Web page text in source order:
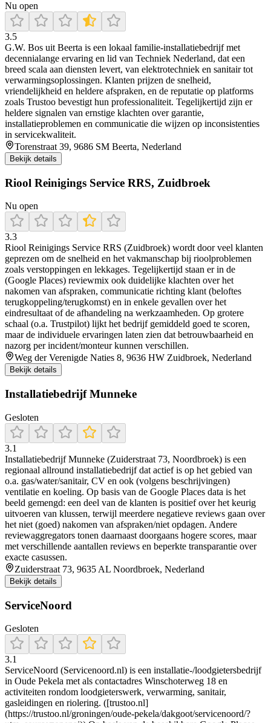
Nu open
3.5
G.W. Bos uit Beerta is een lokaal familie-installatiebedrijf met
decennialange ervaring en lid van Techniek Nederland, dat een
breed scala aan diensten levert, van elektrotechniek en sanitair tot
verwarmingsoplossingen. Klanten prijzen de snelheid,
vriendelijkheid en heldere afspraken, en de reputatie op platforms
zoals Trustoo bevestigt hun professionaliteit. Tegelijkertijd zijn er
heldere signalen van ernstige klachten over garantie,
installatieproblemen en communicatie die wijzen op inconsistenties
in servicekwaliteit.
Torenstraat 39, 9686 SM Beerta, Nederland
Bekijk details
Riool Reinigings Service RRS, Zuidbroek
Nu open
3.3
Riool Reinigings Service RRS (Zuidbroek) wordt door veel klanten
geprezen om de snelheid en het vakmanschap bij rioolproblemen
zoals verstoppingen en lekkages. Tegelijkertijd staan er in de
(Google Places) reviewmix ook duidelijke klachten over het
nakomen van afspraken, communicatie richting klant (beloftes
terugkoppeling/terugkomst) en in enkele gevallen over het
eindresultaat of de afhandeling na werkzaamheden. Op grotere
schaal (o.a. Trustpilot) lijkt het bedrijf gemiddeld goed te scoren,
maar de individuele ervaringen laten zien dat betrouwbaarheid en
nazorg per incident/monteur kunnen verschillen.
Weg der Verenigde Naties 8, 9636 HW Zuidbroek, Nederland
Bekijk details
Installatiebedrijf Munneke
Gesloten
3.1
Installatiebedrijf Munneke (Zuiderstraat 73, Noordbroek) is een
regionaal allround installatiebedrijf dat actief is op het gebied van
o.a. gas/water/sanitair, CV en ook (volgens beschrijvingen)
ventilatie en koeling. Op basis van de Google Places data is het
beeld gemengd: een deel van de klanten is positief over het keurig
uitvoeren van klussen, terwijl meerdere negatieve reviews gaan over
het niet (goed) nakomen van afspraken/niet opdagen. Andere
reviewaggregators tonen daarnaast doorgaans hogere scores, maar
met verschillende aantallen reviews en beperkte transparantie over
exacte casussen.
Zuiderstraat 73, 9635 AL Noordbroek, Nederland
Bekijk details
ServiceNoord
Gesloten
3.1
ServiceNoord (Servicenoord.nl) is een installatie-/loodgietersbedrijf
in Oude Pekela met als contactadres Winschoterweg 18 en
activiteiten rondom loodgieterswerk, verwarming, sanitair,
gasleidingen en riolering. ([trustoo.nl]
(https://trustoo.nl/groningen/oude-pekela/dakgoot/servicenoord/?